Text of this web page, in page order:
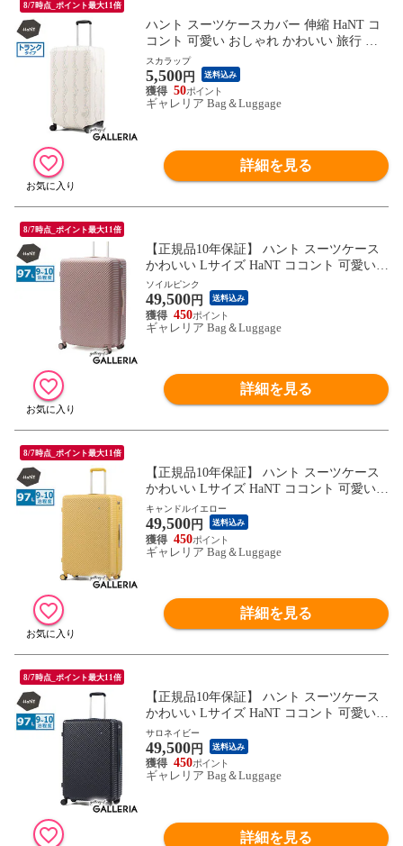
8/7時点_ポイント最大11倍
ハント スーツケースカバー 伸縮 HaNT コ
コント 可愛い おしゃれ かわいい 旅行 ス
ーツケース カバー レディース 伸縮素材 パ
ッカブル 折りたたみ 80L～120L トラベル
女子 大人 トランクタイプ 05517 wsb
スカラップ
5,500円 送料込み
50
ギャレリア Bag＆Luggage
詳細を見る
8/7時点_ポイント最大11倍
【正規品10年保証】 ハント スーツケース
かわいい Lサイズ HaNT ココント 可愛い
おしゃれ 長期 97L 9泊 10泊 一週間 ストッ
パー付き ミニバッグ付き 旅行 大きい 大容
量 大型 05516 wsb
ソイルピンク
49,500円 送料込み
450
ギャレリア Bag＆Luggage
詳細を見る
8/7時点_ポイント最大11倍
【正規品10年保証】 ハント スーツケース
かわいい Lサイズ HaNT ココント 可愛い
おしゃれ 長期 97L 9泊 10泊 一週間 ストッ
パー付き ミニバッグ付き 旅行 大きい 大容
量 大型 05516 wsb
キャンドルイエロー
49,500円 送料込み
450
ギャレリア Bag＆Luggage
詳細を見る
8/7時点_ポイント最大11倍
【正規品10年保証】 ハント スーツケース
かわいい Lサイズ HaNT ココント 可愛い
おしゃれ 長期 97L 9泊 10泊 一週間 ストッ
パー付き ミニバッグ付き 旅行 大きい 大容
量 大型 05516 wsb
サロネイビー
49,500円 送料込み
450
ギャレリア Bag＆Luggage
詳細を見る